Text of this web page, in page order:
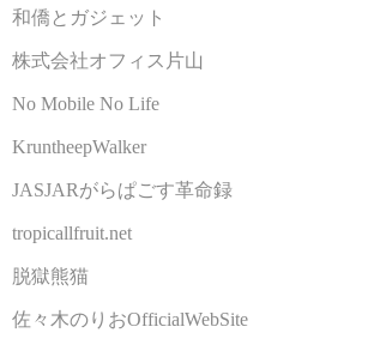
和僑とガジェット
株式会社オフィス片山
No Mobile No Life
KruntheepWalker
JASJARがらぱごす革命録
tropicallfruit.net
脱獄熊猫
佐々木のりおOfficialWebSite